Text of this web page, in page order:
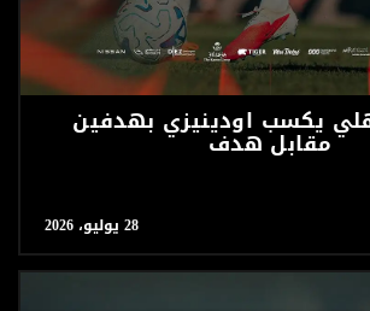
يكسب اودينيزي بهدفين
مقابل هدف
28 يوليو، 2026